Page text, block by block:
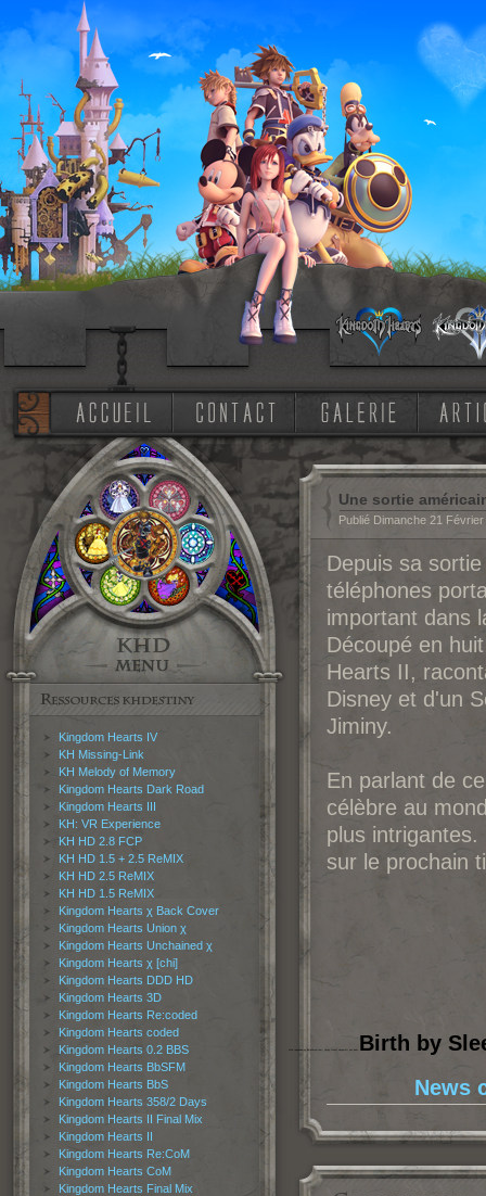
Kingdom Hearts IV
KH Missing-Link
KH Melody of Memory
Kingdom Hearts Dark Road
Kingdom Hearts III
KH: VR Experience
KH HD 2.8 FCP
KH HD 1.5 + 2.5 ReMIX
KH HD 2.5 ReMIX
KH HD 1.5 ReMIX
Kingdom Hearts χ Back Cover
Kingdom Hearts Union χ
Kingdom Hearts Unchained χ
Kingdom Hearts χ [chi]
Kingdom Hearts DDD HD
Kingdom Hearts 3D
Kingdom Hearts Re:coded
Kingdom Hearts coded
Kingdom Hearts 0.2 BBS
Kingdom Hearts BbSFM
Kingdom Hearts BbS
Kingdom Hearts 358/2 Days
Kingdom Hearts II Final Mix
Kingdom Hearts II
Kingdom Hearts Re:CoM
Kingdom Hearts CoM
Kingdom Hearts Final Mix
Une sortie
Publié Dimanche 21
Depuis sa
téléphones
important dans
Découpé en
Hearts II,
Disney et d'un
Jiminy.
En parlant de
célèbre au
plus
sur le prochain
Birth by
News